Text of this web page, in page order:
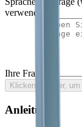
verwenden)
Ihre Frage
Klicken Sie hier,
Anleitung